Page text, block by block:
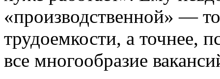
«производственной» —
трудоемкости, а точнее,
все многообразие